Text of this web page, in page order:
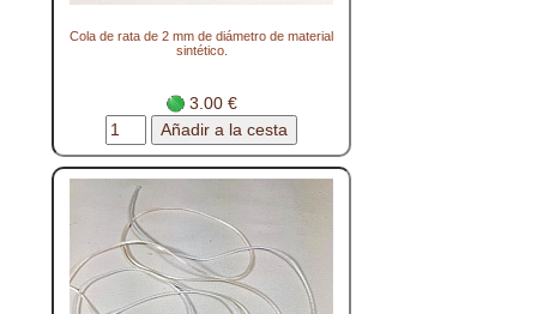
Cola de rata de 2 mm de diámetro de material
sintético.
3.00 €